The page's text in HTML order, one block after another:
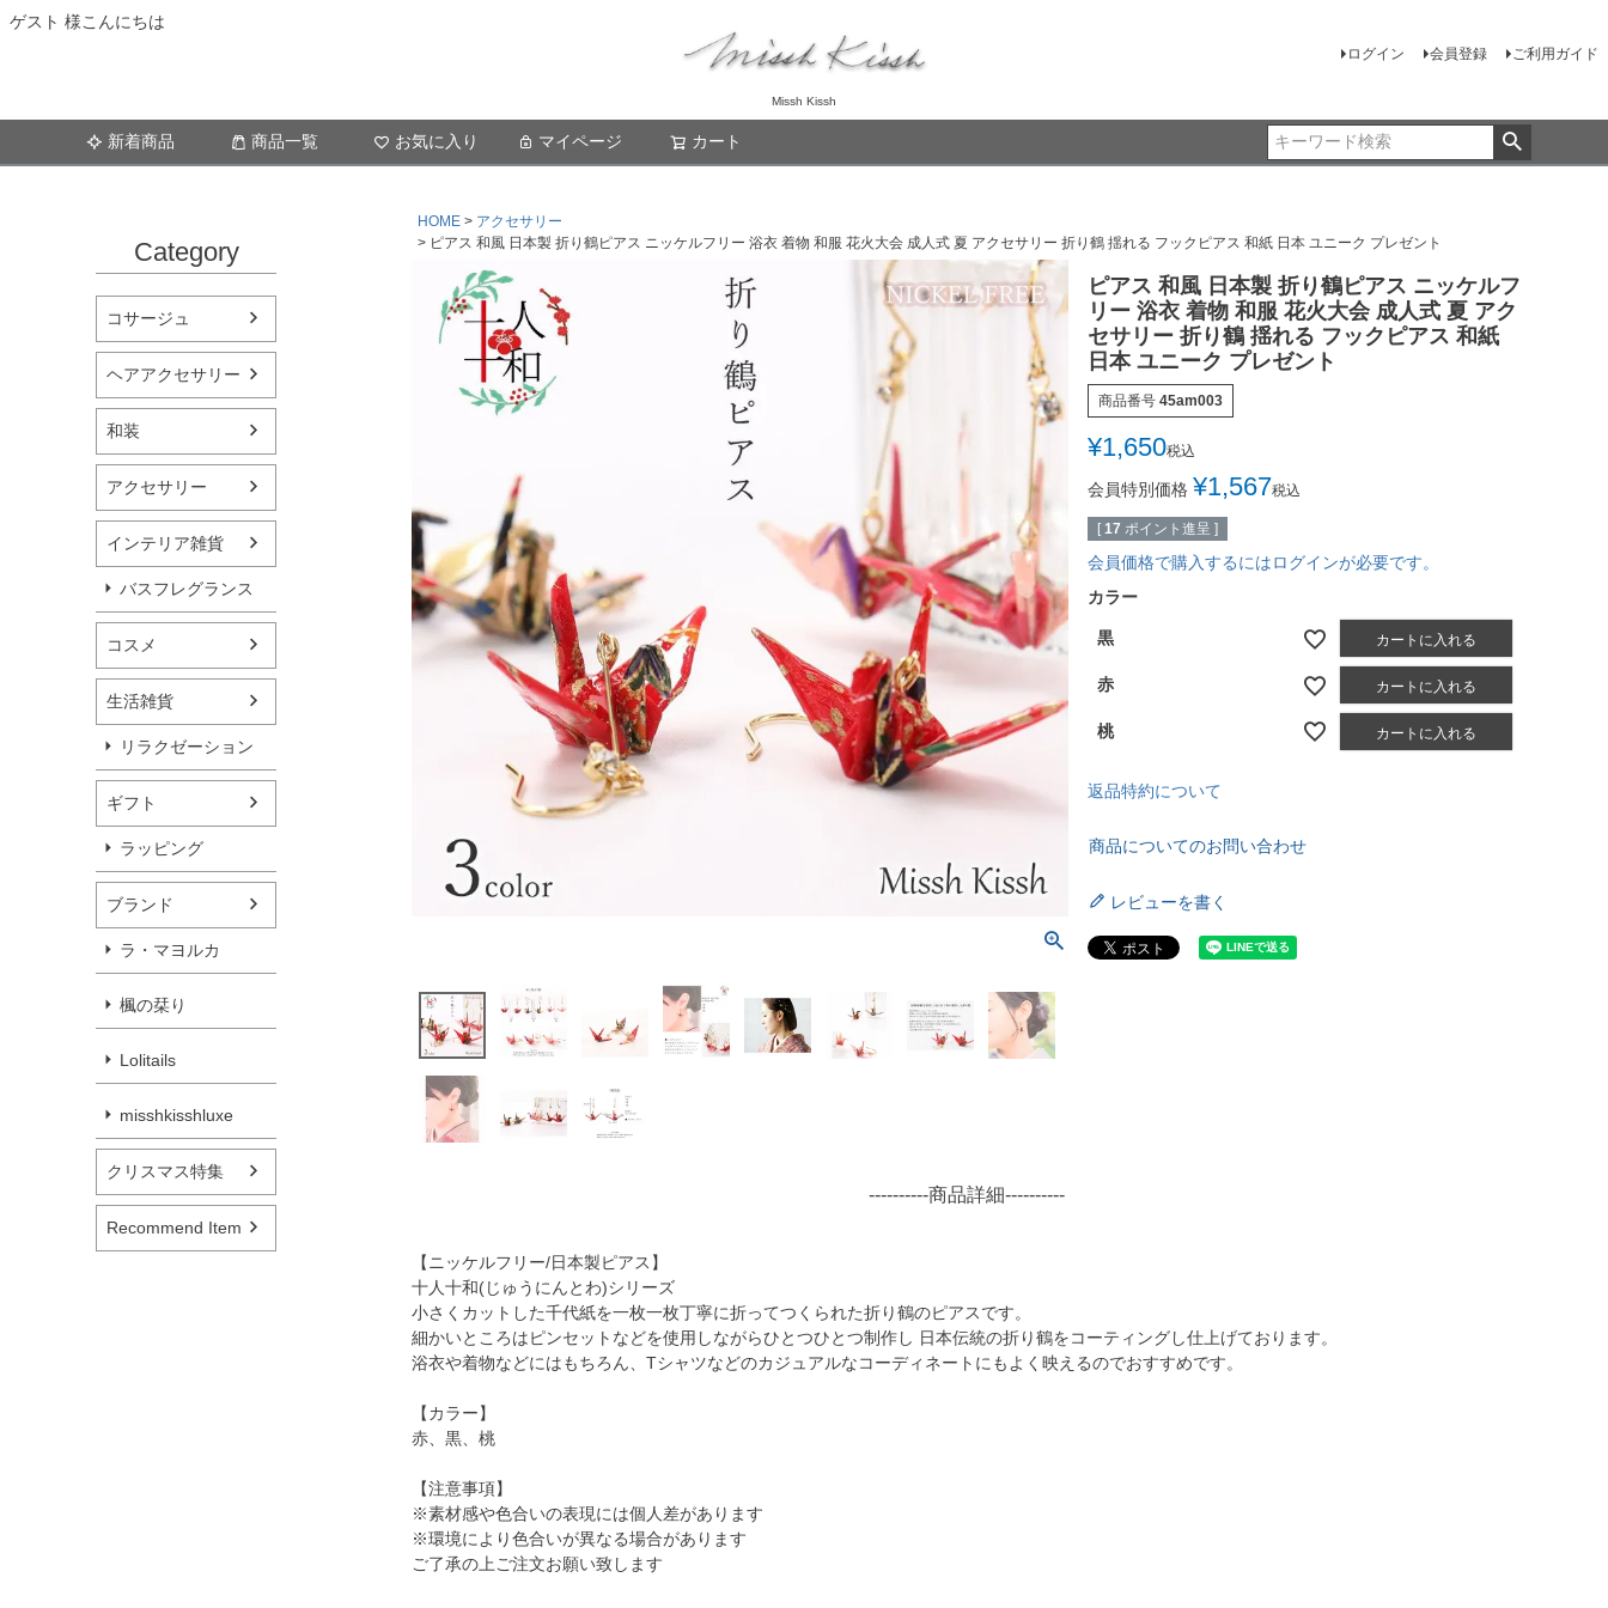
ゲスト 様こんにちは
Missh Kissh
ログイン 会員登録 ご利用ガイド
新着商品 商品一覧 お気に入り マイページ カート
Category
コサージュ
ヘアアクセサリー
和装
アクセサリー
インテリア雑貨
バスフレグランス
コスメ
生活雑貨
リラクゼーション
ギフト
ラッピング
ブランド
ラ・マヨルカ
楓の栞り
Lolitails
misshkisshluxe
クリスマス特集
Recommend Item
HOME
アクセサリー
ピアス 和風 日本製 折り鶴ピアス ニッケルフリー 浴衣 着物 和服 花火大会 成人式 夏 アクセサリー 折り鶴 揺れる フックピアス 和紙 日本 ユニーク プレゼント
ピアス 和風 日本製 折り鶴ピアス ニッケルフ
リー 浴衣 着物 和服 花火大会 成人式 夏 アク
セサリー 折り鶴 揺れる フックピアス 和紙
日本 ユニーク プレゼント
商品番号 45am003
¥1,650税込
会員特別価格 ¥1,567税込
[ 17 ポイント進呈 ]
会員価格で購入するにはログインが必要です。
カラー
黒 カートに入れる
赤 カートに入れる
桃 カートに入れる
返品特約について
商品についてのお問い合わせ
レビューを書く
----------商品詳細----------
【ニッケルフリー/日本製ピアス】
十人十和(じゅうにんとわ)シリーズ
小さくカットした千代紙を一枚一枚丁寧に折ってつくられた折り鶴のピアスです。
細かいところはピンセットなどを使用しながらひとつひとつ制作し 日本伝統の折り鶴をコーティングし仕上げております。
浴衣や着物などにはもちろん、Tシャツなどのカジュアルなコーディネートにもよく映えるのでおすすめです。
【カラー】
赤、黒、桃
【注意事項】
※素材感や色合いの表現には個人差があります
※環境により色合いが異なる場合があります
ご了承の上ご注文お願い致します